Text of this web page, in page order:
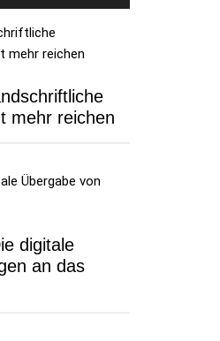
mehr reichen
digitale
an das